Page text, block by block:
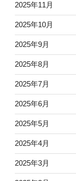
2025年11月
2025年10月
2025年9月
2025年8月
2025年7月
2025年6月
2025年5月
2025年4月
2025年3月